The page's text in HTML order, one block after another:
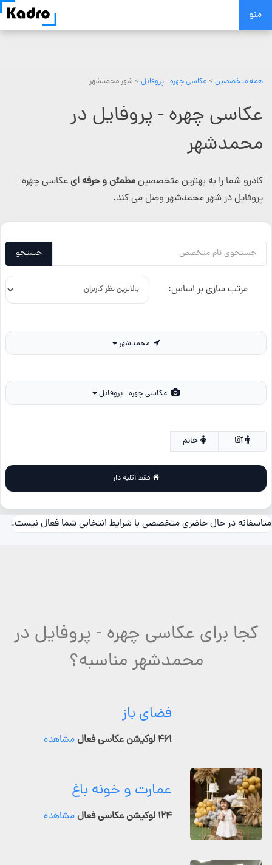
Skip
منو
همه متخصصین > عکاسی چهره - پروفایل > شهر محمدشهر
عکاسی چهره - پروفایل در
محمدشهر
کادرو شما را به بهترین متخصصینمطمئن و حرفه ایعکاسی چهره -
پروفایل در شهر محمدشهر وصل می کند.
جستجو
مرتب سازی بر اساس:
خانم
متاسفانه در حال حاضری متخصصی با شرایط انتخابی شما فعال نیست.
کجا برای عکاسی چهره - پروفایل در
محمدشهر مناسبه؟
فضای باز
۴۶۱ لوکیشن عکاسی فعال مشاهده
عمارت و خونه باغ
۱۲۴ لوکیشن عکاسی فعال مشاهده